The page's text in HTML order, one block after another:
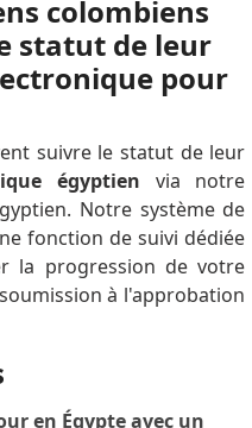
colombiens
statut de leur
pour
suivre le statut de leur
égyptien via notre
Notre système de
fonction de suivi dédiée
la progression de votre
à l'approbation
en Égypte avec un